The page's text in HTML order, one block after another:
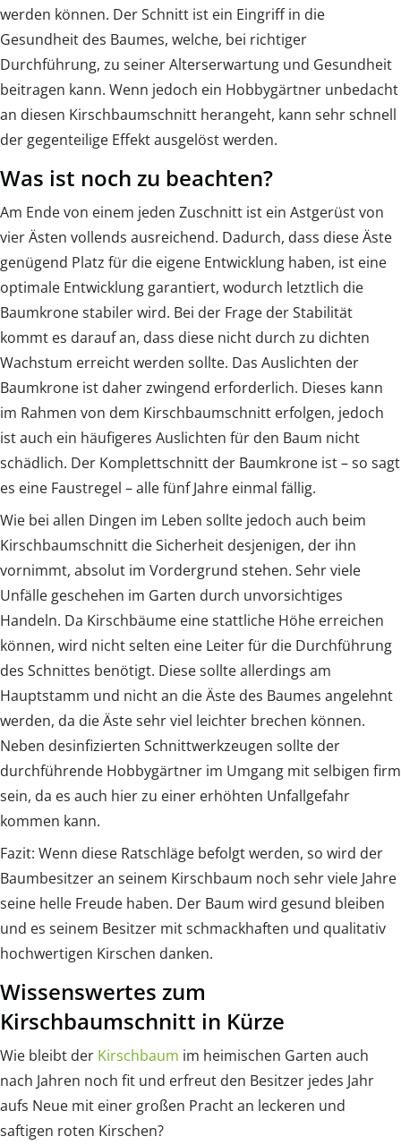
werden können. Der Schnitt ist ein Eingriff in die
Gesundheit des Baumes, welche, bei richtiger
Durchführung, zu seiner Alterserwartung und Gesundheit
beitragen kann. Wenn jedoch ein Hobbygärtner unbedacht
an diesen Kirschbaumschnitt herangeht, kann sehr schnell
der gegenteilige Effekt ausgelöst werden.
Was ist noch zu beachten?
Am Ende von einem jeden Zuschnitt ist ein Astgerüst von
vier Ästen vollends ausreichend. Dadurch, dass diese Äste
genügend Platz für die eigene Entwicklung haben, ist eine
optimale Entwicklung garantiert, wodurch letztlich die
Baumkrone stabiler wird. Bei der Frage der Stabilität
kommt es darauf an, dass diese nicht durch zu dichten
Wachstum erreicht werden sollte. Das Auslichten der
Baumkrone ist daher zwingend erforderlich. Dieses kann
im Rahmen von dem Kirschbaumschnitt erfolgen, jedoch
ist auch ein häufigeres Auslichten für den Baum nicht
schädlich. Der Komplettschnitt der Baumkrone ist – so sagt
es eine Faustregel – alle fünf Jahre einmal fällig.
Wie bei allen Dingen im Leben sollte jedoch auch beim
Kirschbaumschnitt die Sicherheit desjenigen, der ihn
vornimmt, absolut im Vordergrund stehen. Sehr viele
Unfälle geschehen im Garten durch unvorsichtiges
Handeln. Da Kirschbäume eine stattliche Höhe erreichen
können, wird nicht selten eine Leiter für die Durchführung
des Schnittes benötigt. Diese sollte allerdings am
Hauptstamm und nicht an die Äste des Baumes angelehnt
werden, da die Äste sehr viel leichter brechen können.
Neben desinfizierten Schnittwerkzeugen sollte der
durchführende Hobbygärtner im Umgang mit selbigen firm
sein, da es auch hier zu einer erhöhten Unfallgefahr
kommen kann.
Fazit: Wenn diese Ratschläge befolgt werden, so wird der
Baumbesitzer an seinem Kirschbaum noch sehr viele Jahre
seine helle Freude haben. Der Baum wird gesund bleiben
und es seinem Besitzer mit schmackhaften und qualitativ
hochwertigen Kirschen danken.
Wissenswertes zum
Kirschbaumschnitt in Kürze
Wie bleibt der Kirschbaum im heimischen Garten auch
nach Jahren noch fit und erfreut den Besitzer jedes Jahr
aufs Neue mit einer großen Pracht an leckeren und
saftigen roten Kirschen?